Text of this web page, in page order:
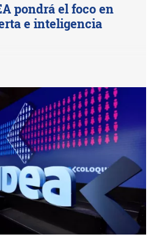
pondrá el foco en
e inteligencia